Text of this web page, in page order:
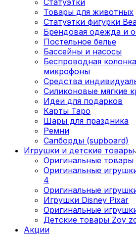
Товары для животных
Статуэтки фигурки
Брендовая одежда и
Постельное белье
Бассейны и насосы
Беспроводная
микрофоны
Средства
Силиконовые мягкие
Идеи для подарков
Карты Таро
Шары для праздника
Ремни
Сапборды (supboard)
Игрушки и детские товары
Оригинальные товары
Оригинальные
4
Оригинальные
Игрушки Disney Pixar
Оригинальные
Детские товары Zoy
Акции